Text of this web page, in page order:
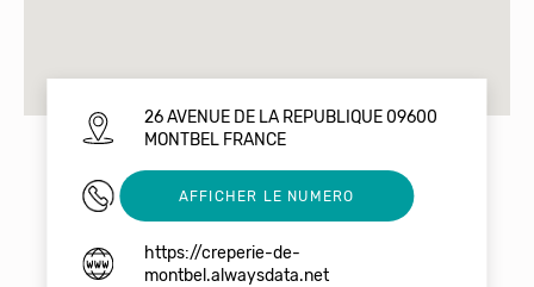
26 AVENUE DE LA REPUBLIQUE 09600
MONTBEL FRANCE
0608772876
AFFICHER LE NUMERO
https://creperie-de-
montbel.alwaysdata.net